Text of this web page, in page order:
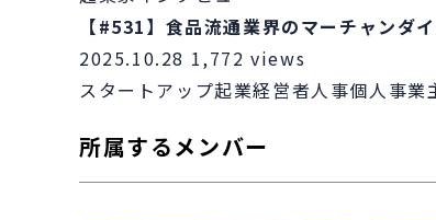
【#531】食品流通業界のマーチャンダ
2025.10.28 1,772 views
スタートアップ起業経営者人事個人事業
所属するメンバー